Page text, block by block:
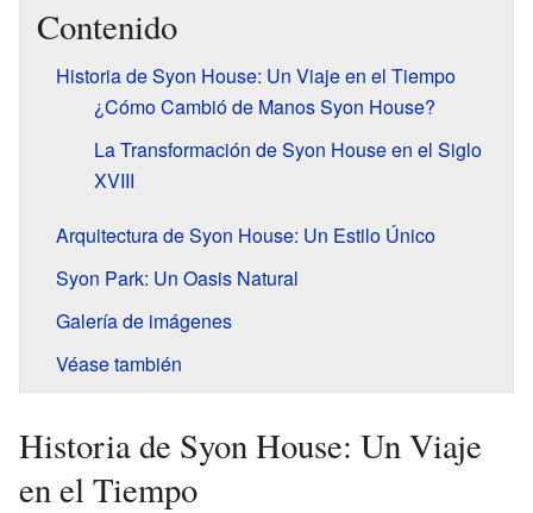
Contenido
Historia de Syon House: Un Viaje en el Tiempo
¿Cómo Cambió de Manos Syon House?
La Transformación de Syon House en el Siglo
XVIII
Arquitectura de Syon House: Un Estilo Único
Syon Park: Un Oasis Natural
Galería de imágenes
Véase también
Historia de Syon House: Un Viaje
en el Tiempo